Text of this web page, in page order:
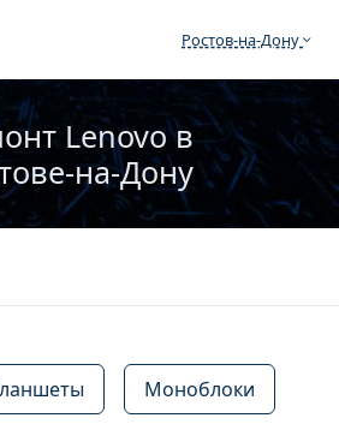
Ростов‑на‑Дону
Lenovo в
Моноблоки